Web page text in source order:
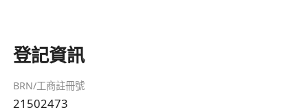
登記資訊
BRN/工商註冊號
21502473